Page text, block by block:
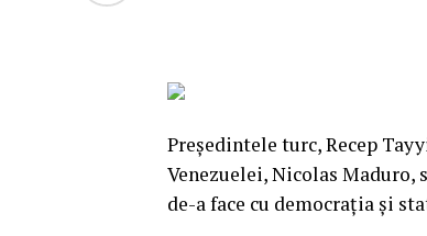
Preşedintele turc, Recep
Venezuelei, Nicolas
de-a face cu democrația și